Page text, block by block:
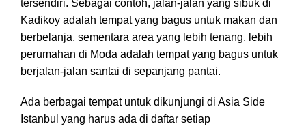
tersendiri. Sebagai contoh, jalan-jalan yang sibuk di
Kadikoy adalah tempat yang bagus untuk makan dan
berbelanja, sementara area yang lebih tenang, lebih
perumahan di Moda adalah tempat yang bagus untuk
berjalan-jalan santai di sepanjang pantai.
Ada berbagai tempat untuk dikunjungi di Asia Side
Istanbul yang harus ada di daftar setiap